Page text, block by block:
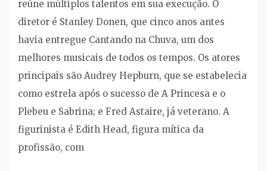
reúne múltiplos talentos em sua execução. O
diretor é Stanley Donen, que cinco anos antes
havia entregue Cantando na Chuva, um dos
melhores musicais de todos os tempos. Os atores
principais são Audrey Hepburn, que se estabelecia
como estrela após o sucesso de A Princesa e o
Plebeu e Sabrina; e Fred Astaire, já veterano. A
figurinista é Edith Head, figura mítica da
profissão, com